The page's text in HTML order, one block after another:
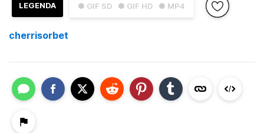
● GIF SD ● GIF HD ● MP4
LEGENDA
cherrisorbet